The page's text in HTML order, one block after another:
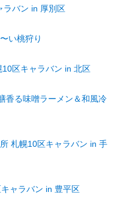
ラバン in 厚別区
い桃狩り
区キャラバン in 北区
香る味噌ラーメン＆和風冷
札幌10区キャラバン in 手
ャラバン in 豊平区